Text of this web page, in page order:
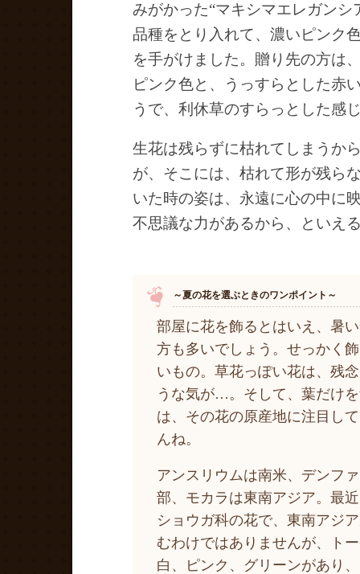
みがかった“マキシマエレガンシ
品種をとり入れて、濃いピンク
を手がけました。贈り先の方は
ピンク色と、うっすらとした赤
うで、利休草のすらっとした感
生花は残らずに枯れてしまうか
が、そこには、枯れて形が残ら
いた時の姿は、永遠に心の中に
不思議な力があるから、といえ
～夏の花を選ぶときのワンポイント～
部屋に花を飾るとはいえ、暑
方も多いでしょう。せっかく
いもの。草花っぽい花は、残
うな気が…。そして、葉だけ
は、その花の原産地に注目し
んね。
アンスリウムは南米、デンフ
部、モカラは東南アジア。最
ショウガ科の花で、東南アジ
むわけではありませんが、ト
白、ピンク、グリーンがあり